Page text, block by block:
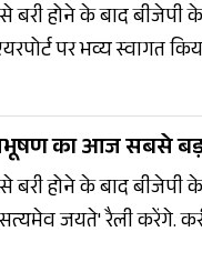
होने के बाद बीजेपी
पर भव्य स्वागत
का आज सबसे बड़ा
होने के बाद बीजेपी
जयते' रैली करेंगे.